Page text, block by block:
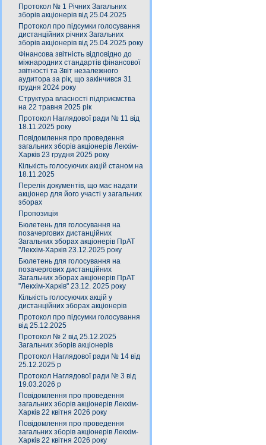
Протокол № 1 Річних Загальних
зборів акціонерів від 25.04.2025
Протокол про підсумки голосування
дистанційних річних Загальних
зборів акціонерів від 25.04.2025 року
Фінансова звітність відповідно до
міжнародних стандартів фінансової
звітності та Звіт незалежного
аудитора за рік, що закінчився 31
грудня 2024 року
Структура власності підприємства
на 22 травня 2025 рік
Протокол Наглядової ради № 11 від
18.11.2025 року
Повідомлення про проведення
загальних зборів акціонерів Лекхім-
Харків 23 грудня 2025 року
Кількість голосуючих акцій станом на
18.11.2025
Перелік документів, що має надати
акціонер для його участі у загальних
зборах
Пропозиція
Бюлетень для голосування на
позачергових дистанційних
Загальних зборах акціонерів ПрАТ
"Лекхім-Харків 23.12.2025 року
Бюлетень для голосування на
позачергових дистанційних
Загальних зборах акціонерів ПрАТ
"Лекхім-Харків" 23.12. 2025 року
Кількість голосуючих акцій у
дистанційних зборах акціонерів
Протокол про підсумки голосування
від 25.12.2025
Протокол № 2 від 25.12.2025
Загальних зборів акціонерів
Протокол Наглядової ради № 14 від
25.12.2025 р
Протокол Наглядової ради № 3 від
19.03.2026 р
Повідомлення про проведення
загальних зборів акціонерів Лекхім-
Харків 22 квітня 2026 року
Повідомлення про проведення
загальних зборів акціонерів Лекхім-
Харків 22 квітня 2026 року